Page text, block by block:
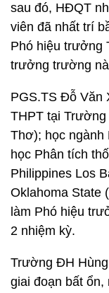
sau đó, HĐQT
viên đã nhất trí
Phó hiệu trưởng
trưởng trường
PGS.TS Đỗ Văn
THPT tại
Thơ); học
học Phân tích
Philippines Los
Oklahoma State
làm Phó hiệu
2 nhiệm kỳ.
Trường ĐH
giai đoạn bất ổn,